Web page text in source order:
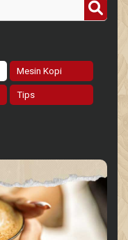
Mesin Kopi
Tips